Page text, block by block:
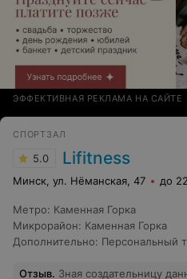
ЭФФЕКТИВНАЯ РЕКЛАМА НА САЙТЕ
СПОРТЗАЛ
5.0 Lifitness
Минск, ул. Нёманская, 47 до
Метро: Каменная Горка
Микрорайон: Каменная Горка
Дополнительно: Персональный
Отзыв. Зная создательницу